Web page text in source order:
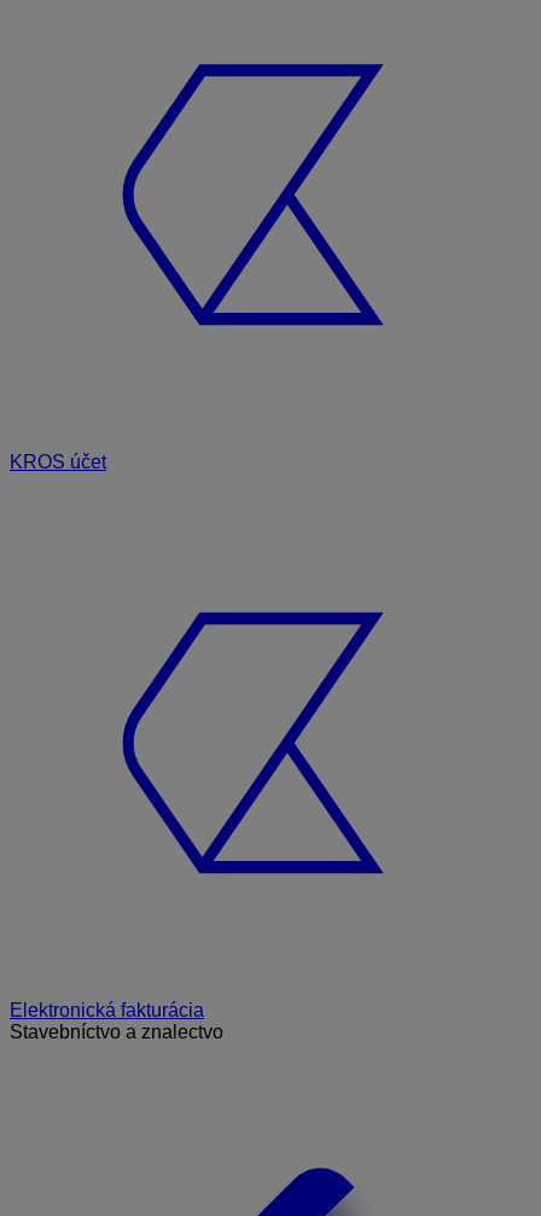
KROS účet
Elektronická fakturácia
Stavebníctvo a znalectvo